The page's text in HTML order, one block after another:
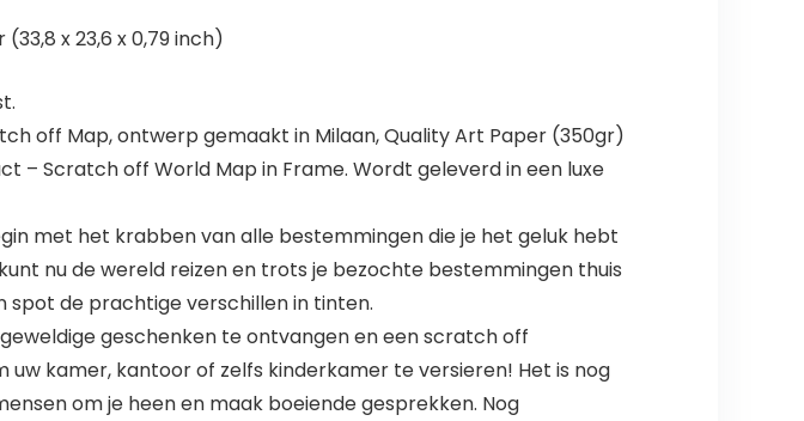
x 23,6 x 0,79 inch)
off Map, ontwerp gemaakt in Milaan, Quality Art Paper (350gr)
– Scratch off World Map in Frame. Wordt geleverd in een luxe
met het krabben van alle bestemmingen die je het geluk hebt
nu de wereld reizen en trots je bezochte bestemmingen thuis
spot de prachtige verschillen in tinten.
geschenken te ontvangen en een scratch off
kamer, kantoor of zelfs kinderkamer te versieren! Het is nog
om je heen en maak boeiende gesprekken. Nog